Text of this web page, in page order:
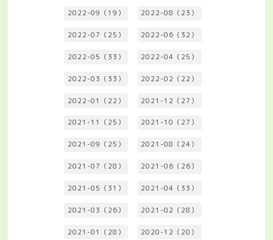
2022-09（19） 2022-08（23）
2022-07（25） 2022-06（32）
2022-05（33） 2022-04（25）
2022-03（33） 2022-02（22）
2022-01（22） 2021-12（27）
2021-11（25） 2021-10（27）
2021-09（25） 2021-08（24）
2021-07（28） 2021-06（26）
2021-05（31） 2021-04（33）
2021-03（26） 2021-02（28）
2021-01（28） 2020-12（20）